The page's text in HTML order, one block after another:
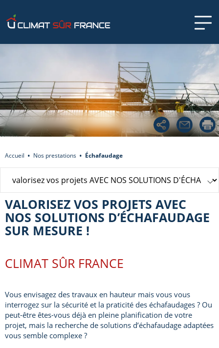
Accueil Nos prestations Échafaudage
VALORISEZ VOS PROJETS AVEC
NOS SOLUTIONS D’ÉCHAFAUDAGE
SUR MESURE !
CLIMAT SÛR FRANCE
Vous envisagez des travaux en hauteur mais vous vous
interrogez sur la sécurité et la praticité des échafaudages ? Ou
peut-être êtes-vous déjà en pleine planification de votre
projet, mais la recherche de solutions d’échafaudage adaptées
vous semble complexe ?